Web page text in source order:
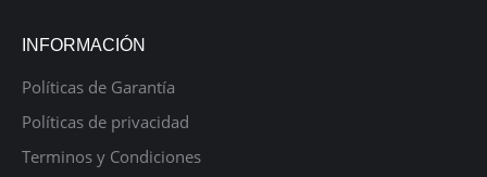
INFORMACIÓN
Políticas de Garantía
Políticas de privacidad
Terminos y Condiciones